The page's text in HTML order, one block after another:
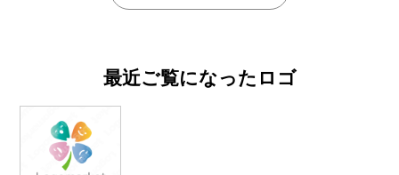
最近ご覧になったロゴ